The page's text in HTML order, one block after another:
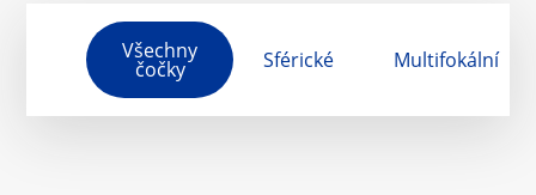
Všechny
čočky Sférické Multifokální